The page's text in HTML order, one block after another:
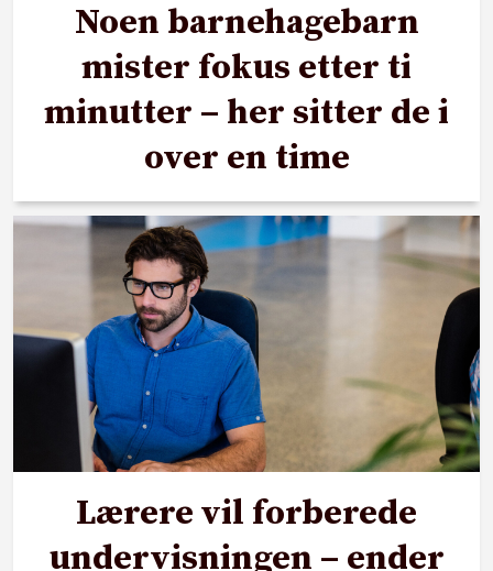
Noen barnehagebarn
mister fokus etter ti
minutter – her sitter de i
over en time
Lærere vil forberede
undervisningen – ender